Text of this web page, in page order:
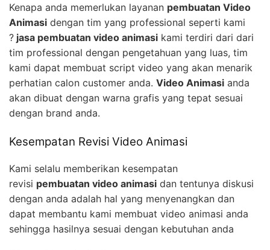
Kenapa anda memerlukan layanan pembuatan Video
Animasi dengan tim yang professional seperti kami
? jasa pembuatan video animasi kami terdiri dari dari
tim professional dengan pengetahuan yang luas, tim
kami dapat membuat script video yang akan menarik
perhatian calon customer anda. Video Animasi anda
akan dibuat dengan warna grafis yang tepat sesuai
dengan brand anda.
Kesempatan Revisi Video Animasi
Kami selalu memberikan kesempatan
revisi pembuatan video animasi dan tentunya diskusi
dengan anda adalah hal yang menyenangkan dan
dapat membantu kami membuat video animasi anda
sehingga hasilnya sesuai dengan kebutuhan anda